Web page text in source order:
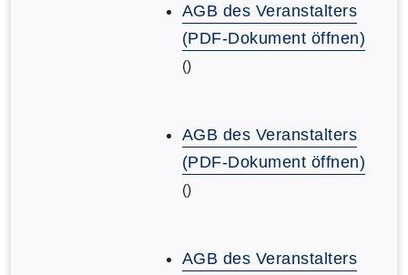
AGB des Veranstalters
(PDF-Dokument öffnen)
()
AGB des Veranstalters
(PDF-Dokument öffnen)
()
AGB des Veranstalters